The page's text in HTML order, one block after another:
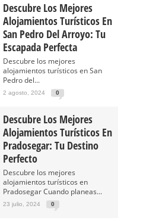
Descubre Los Mejores
Alojamientos Turísticos En
San Pedro Del Arroyo: Tu
Escapada Perfecta
Descubre los mejores
alojamientos turísticos en San
Pedro del...
2 agosto, 2024 0
Descubre Los Mejores
Alojamientos Turísticos En
Pradosegar: Tu Destino
Perfecto
Descubre los mejores
alojamientos turísticos en
Pradosegar Cuando planeas...
23 julio, 2024 0